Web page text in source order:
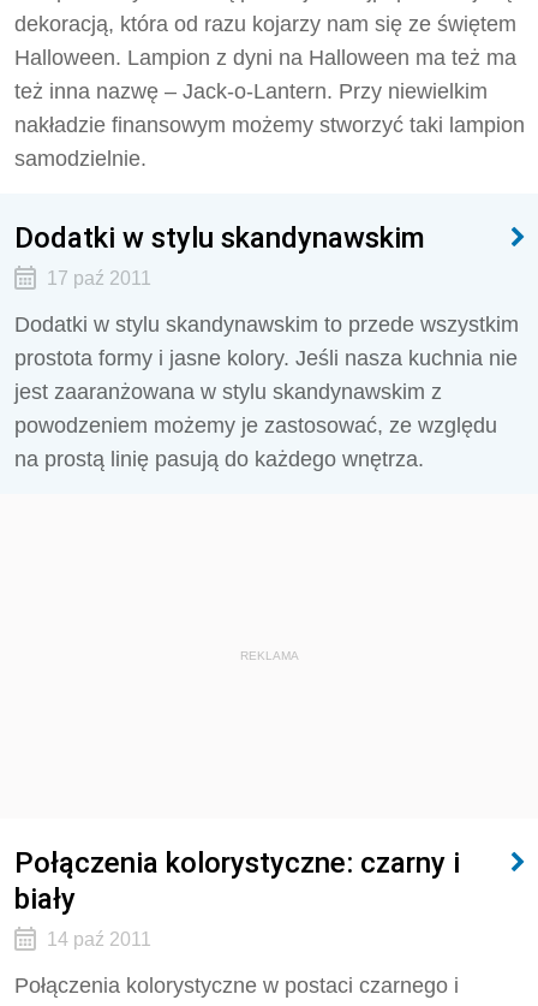
dekoracją, która od razu kojarzy nam się ze świętem
Halloween. Lampion z dyni na Halloween ma też ma
też inna nazwę – Jack-o-Lantern. Przy niewielkim
nakładzie finansowym możemy stworzyć taki lampion
samodzielnie.
Dodatki w stylu skandynawskim
17 paź 2011
Dodatki w stylu skandynawskim to przede wszystkim
prostota formy i jasne kolory. Jeśli nasza kuchnia nie
jest zaaranżowana w stylu skandynawskim z
powodzeniem możemy je zastosować, ze względu
na prostą linię pasują do każdego wnętrza.
REKLAMA
Połączenia kolorystyczne: czarny i
biały
14 paź 2011
Połączenia kolorystyczne w postaci czarnego i